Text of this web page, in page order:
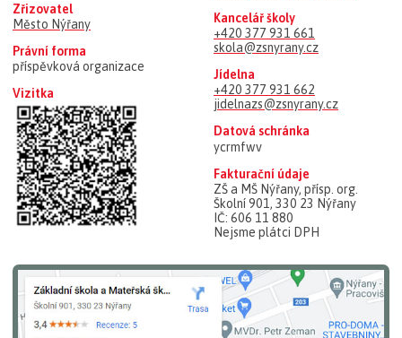
Zřizovatel
Město Nýřany
Právní forma
příspěvková organizace
Vizitka
Kancelář školy
+420 377 931 661
skola@zsnyrany.cz
Jídelna
+420 377 931 662
jidelnazs@zsnyrany.cz
Datová schránka
ycrmfwv
Fakturační údaje
ZŠ a MŠ Nýřany, přísp. org.
Školní 901, 330 23 Nýřany
IČ: 606 11 880
Nejsme plátci DPH